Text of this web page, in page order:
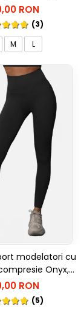
RON
(3)
M L
modelatori cu
Onyx,
NegruRON
(5)